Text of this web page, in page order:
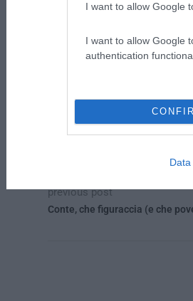
I want to allow Google
I want to allow Google
authentication
previous post
Conte, che figuraccia (e che